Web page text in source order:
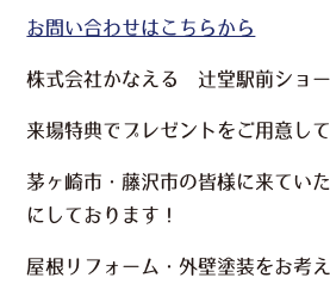
お問い合わせはこちらから
株式会社かなえる 辻堂駅前ショ
来場特典でプレゼントをご用意し
茅ヶ崎市・藤沢市の皆様に来てい
にしております！
屋根リフォーム・外壁塗装をお考